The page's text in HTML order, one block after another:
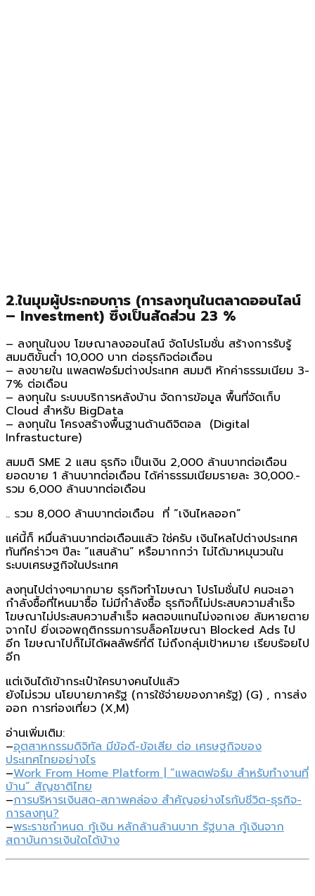
2.ในมุมผู้ประกอบการ (การลงทุนในตลาดออนไลน์
– Investment) ซึ่งเป็นสัดส่วน 23 %
– ลงทุนในงบ โฆษณาลงออนไลน์ จัดโปรโมชั่น สร้างการรับรู้
สมมติขั้นต่ำ 10,000 บาท ต่อธุรกิจต่อเดือน
– ลงขายใน แพลตฟอร์มต่างประเทศ สมมติ หักค่าธรรมเนียม 3-
7% ต่อเดือน
– ลงทุนใน ระบบบริการหลังบ้าน จัดการข้อมูล พื้นที่จัดเก็บ
Cloud สำหรับ BigData
– ลงทุนใน โครงสร้างพื้นฐานด้านดิจิตอล (Digital
Infrastucture)
สมมติ SME 2 แสน ธุรกิจ เป็นเงิน 2,000 ล้านบาทต่อเดือน
ยอดขาย 1 ล้านบาทต่อเดือน ได้ค่าธรรมเนียมรายละ 30,000.-
รวม 6,000 ล้านบาทต่อเดือน
.. รวม 8,000 ล้านบาทต่อเดือน ที่ “เงินไหลออก”
แค่นี้ก็ หมื่นล้านบาทต่อเดือนแล้ว ใช่ครับ เงินไหลไปต่างประเทศ
ทันทีคร่าวๆ ปีละ “แสนล้าน” หรือมากกว่า ไม่ได้มาหมุนวนใน
ระบบเศรษฐกิจในประเทศ
ลงทุนไปต่างๆมากมาย ธุรกิจทำโฆษณา โปรโมชั่นไป คนจะเอา
กำลังซื้อที่ไหนมาซื้อ ไม่มีกำลังซื้อ ธุรกิจก็ไม่ประสบความสำเร็จ
โฆษณาไม่ประสบความสำเร็จ ผลตอบแทนไม่งอกเงย ล้มหายตาย
จากไป ยิ่งเจอพฤติกรรมการบล็อคโฆษณา Blocked Ads ไป
อีก โฆษณาไปก็ไม่ได้ผลลัพธ์ที่ดี ไม่ถึงกลุ่มเป้าหมาย เรียบร้อยไป
อีก
แต่เงินได้เข้ากระเป๋าใครบางคนไปแล้ว
ยังไม่รวม นโยบายภาครัฐ (การใช้จ่ายของภาครัฐ) (G) , การส่ง
ออก การท่องเที่ยว (X,M)
อ่านเพิ่มเติม:
–อุตสาหกรรมดิจิทัล มีข้อดี-ข้อเสีย ต่อ เศรษฐกิจของ
ประเทศไทยอย่างไร
–Work From Home Platform | “แพลตฟอร์ม สำหรับทำงานที่
บ้าน” สัญชาติไทย
–การบริหารเงินสด-สภาพคล่อง สำคัญอย่างไรกับชีวิต-ธุรกิจ-
การลงทุน?
–พระราชกำหนด กู้เงิน หลักล้านล้านบาท รัฐบาล กู้เงินจาก
สถาบันการเงินใดได้บ้าง